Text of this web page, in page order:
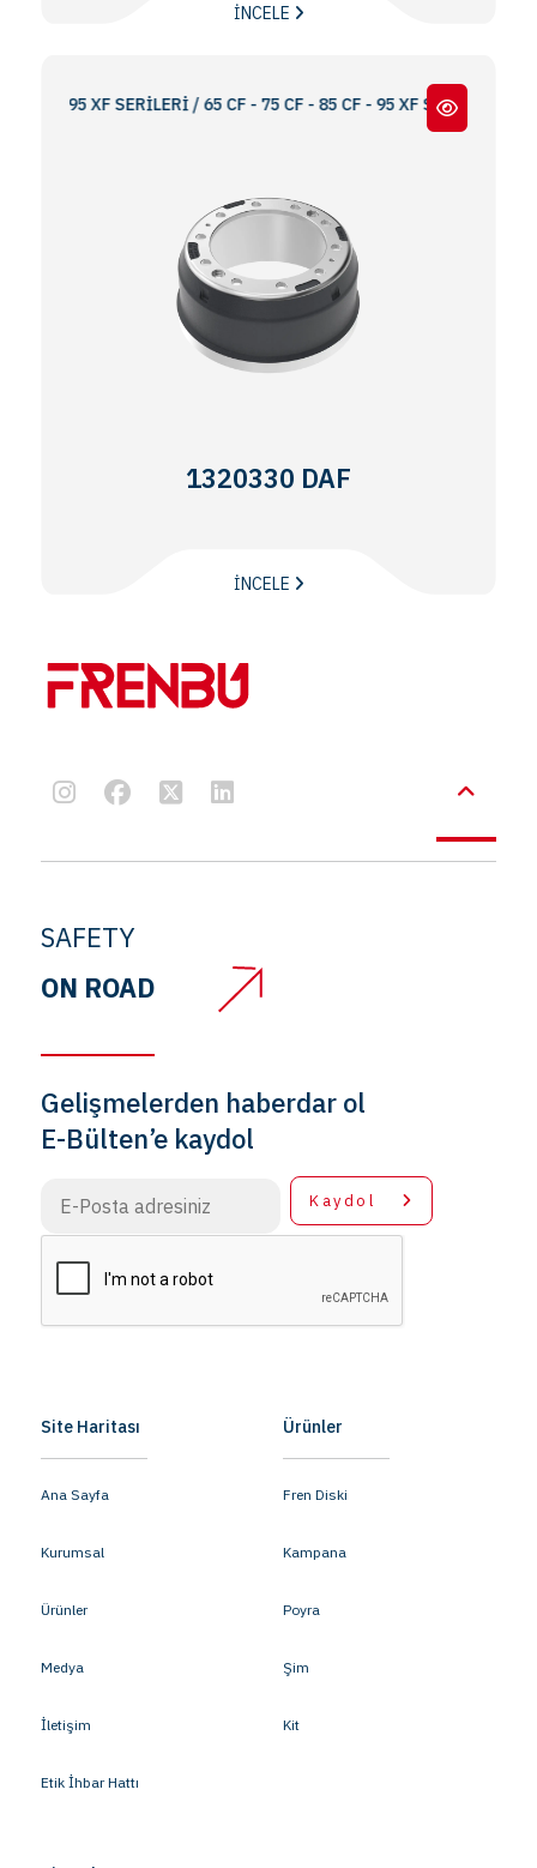
İNCELE
- 95 XF SERİLERİ / 65 CF - 75 CF - 85 CF - 95 XF SERIES
1320330 DAF
İNCELE
SAFETY
ON ROAD
Gelişmelerden haberdar ol
E-Bülten’e kaydol
Kaydol
Site Haritası
Ana Sayfa
Kurumsal
Ürünler
Medya
İletişim
Etik İhbar Hattı
Ürünler
Fren Diski
Kampana
Poyra
Şim
Kit